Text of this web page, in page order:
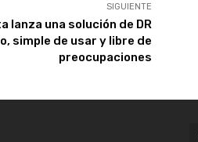
SIGUIENTE
lanza una solución de DR
simple de usar y libre de
preocupaciones